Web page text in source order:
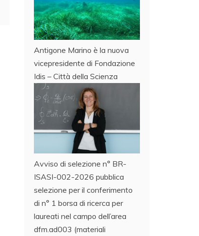
Antigone Marino è la nuova
vicepresidente di Fondazione
Idis – Città della Scienza
Avviso di selezione n° BR-
ISASI-002-2026 pubblica
selezione per il conferimento
di n° 1 borsa di ricerca per
laureati nel campo dell’area
dfm.ad003 (materiali